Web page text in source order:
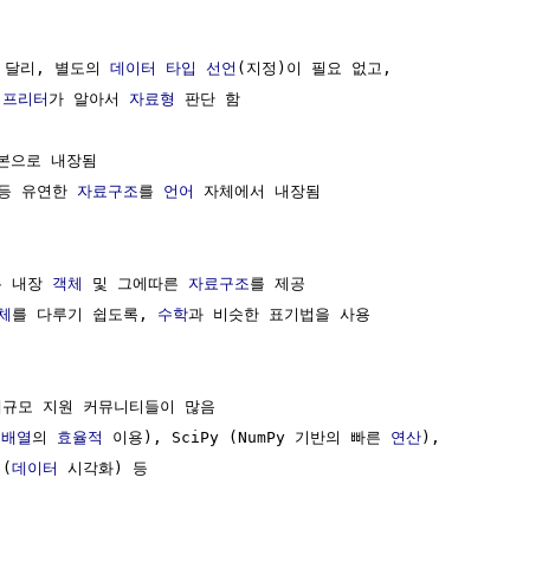
달리, 별도의 데이터 타입 선언 (지정)이 필요 없고,
리터 가 알아서 자료형 판단 함
으로 내장됨
유연한 자료구조를 언어 자체에서 내장됨
내장
객체 및 그에따른 자료구조를 제공
를 다루기 쉽도록, 수학과 비슷한 표기법을 사용
모 지원 커뮤니티들이 많음
배열 의 효율적 이용), SciPy (NumPy 기반의 빠른 연산),
데이터 시각화) 등